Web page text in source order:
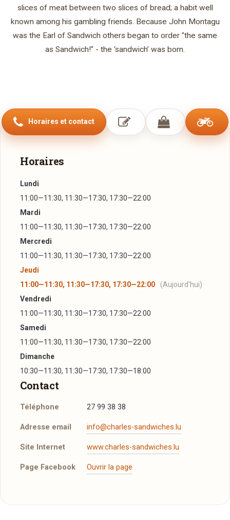
slices of meat between two slices of bread; a habit well
known among his gambling friends. Because John Montagu
was the Earl of Sandwich others began to order "the same
as Sandwich!" - the ‘sandwich’ was born.
Horaires et contact
Horaires
Lundi
11:00—11:30, 11:30—17:30, 17:30—22:00
Mardi
11:00—11:30, 11:30—17:30, 17:30—22:00
Mercredi
11:00—11:30, 11:30—17:30, 17:30—22:00
Jeudi
11:00—11:30, 11:30—17:30, 17:30—22:00
(Aujourd'hui)
Vendredi
11:00—11:30, 11:30—17:30, 17:30—22:00
Samedi
11:00—11:30, 11:30—17:30, 17:30—22:00
Dimanche
10:30—11:30, 11:30—17:30, 17:30—18:00
Contact
Téléphone 27 99 38 38
Adresse email info@charles-sandwiches.lu
Site Internet www.charles-sandwiches.lu
Page Facebook Ouvrir la page
Réserver une table
À emporter